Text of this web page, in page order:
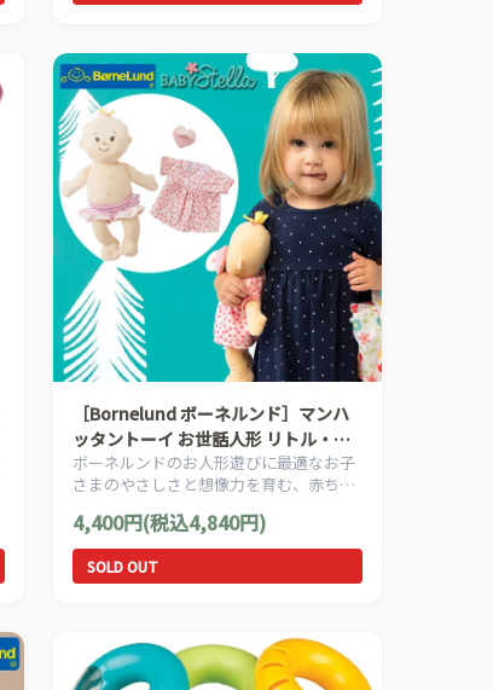
［Bornelund ボーネルンド］マンハ
ッタントーイ お世話人形 リトル・ベ
ビーステラ
ボーネルンドのお人形遊びに最適なお子
さまのやさしさと想像力を育む、赤ちゃ
4,400円(税込4,840円)
SOLD OUT